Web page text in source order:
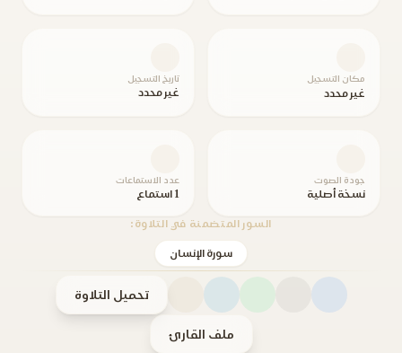
مكان التسجيل
غير محدد
تاريخ التسجيل
غير محدد
جودة الصوت
نسخة أصلية
عدد الاستماعات
1 استماع
السور المتضمنة في التلاوة:
سورة الإنسان
تحميل التلاوة
ملف القارئ